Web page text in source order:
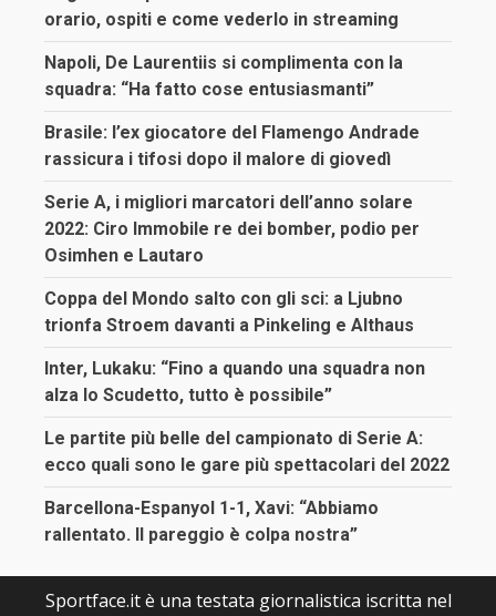
orario, ospiti e come vederlo in streaming
Napoli, De Laurentiis si complimenta con la
squadra: “Ha fatto cose entusiasmanti”
Brasile: l’ex giocatore del Flamengo Andrade
rassicura i tifosi dopo il malore di giovedì
Serie A, i migliori marcatori dell’anno solare
2022: Ciro Immobile re dei bomber, podio per
Osimhen e Lautaro
Coppa del Mondo salto con gli sci: a Ljubno
trionfa Stroem davanti a Pinkeling e Althaus
Inter, Lukaku: “Fino a quando una squadra non
alza lo Scudetto, tutto è possibile”
Le partite più belle del campionato di Serie A:
ecco quali sono le gare più spettacolari del 2022
Barcellona-Espanyol 1-1, Xavi: “Abbiamo
rallentato. Il pareggio è colpa nostra”
Sportface.it è una testata giornalistica iscritta nel